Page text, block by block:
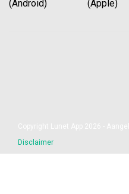
(Android) (Apple)
Disclaimer